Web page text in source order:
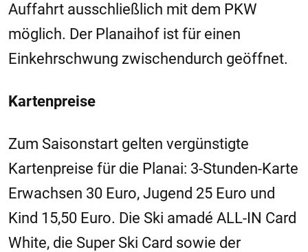
Auffahrt ausschließlich mit dem PKW
möglich. Der Planaihof ist für einen
Einkehrschwung zwischendurch geöffnet.
Kartenpreise
Zum Saisonstart gelten vergünstigte
Kartenpreise für die Planai: 3-Stunden-Karte
Erwachsen 30 Euro, Jugend 25 Euro und
Kind 15,50 Euro. Die Ski amadé ALL-IN Card
White, die Super Ski Card sowie der